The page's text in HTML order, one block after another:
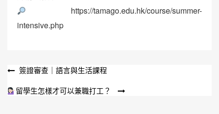
https://tamago.edu.hk/course/summer-
intensive.php
文
章
簽證審查｜語言與生活課程
留學生怎樣才可以兼職打工？